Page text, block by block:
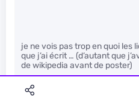
je ne vois pas trop en quoi les
que j’ai écrit … (d’autant que
de wikipedia avant de poster)